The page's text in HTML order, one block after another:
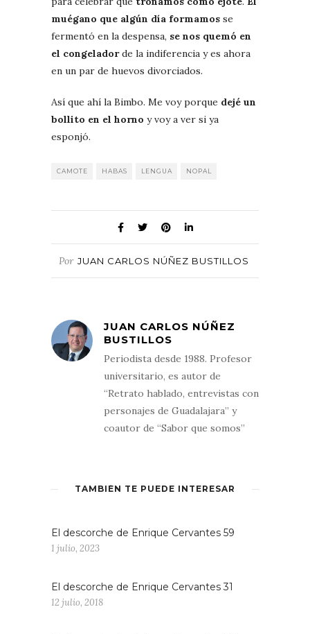
muégano que algún día formamos se
fermentó en la despensa, se nos quemó en
el congeladorde la indiferencia y es ahora
en un par de huevos divorciados.
Así que ahí la Bimbo. Me voy porque dejé un
bollito en el horno y voy a ver si ya
esponjó.
CAMOTE HABAS LENGUA NOPAL
Por JUAN CARLOS NÚÑEZ BUSTILLOS
JUAN CARLOS NÚÑEZ
BUSTILLOS
Periodista desde 1988. Profesor
universitario, es autor de
“Retrato hablado, entrevistas con
personajes de Guadalajara” y
coautor de “Sabor que somos”
TAMBIÉN TE PUEDE INTERESAR
El descorche de Enrique Cervantes 59
1 julio, 2023
El descorche de Enrique Cervantes 31
12 julio, 2018